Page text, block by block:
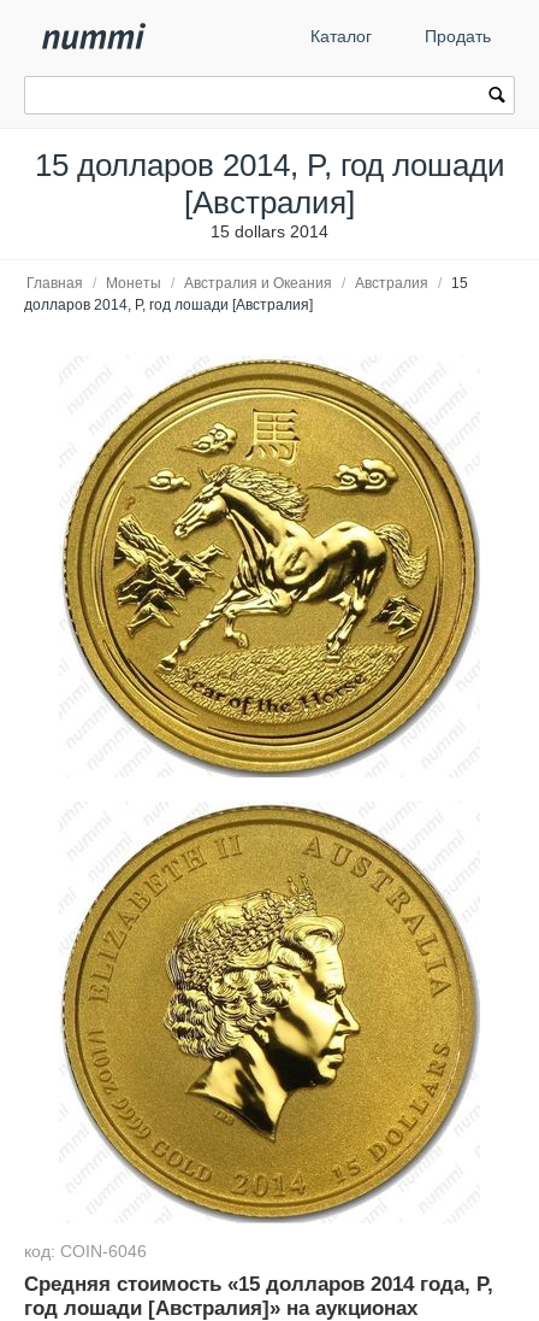
Каталог Продать
15 долларов 2014, P, год лошади
[Австралия]
15 dollars 2014
Главная / Монеты / Австралия и Океания / Австралия /
15
долларов 2014, P, год лошади [Австралия]
код: COIN-6046
Средняя стоимость «15 долларов 2014 года, P,
год лошади [Австралия]» на аукционах